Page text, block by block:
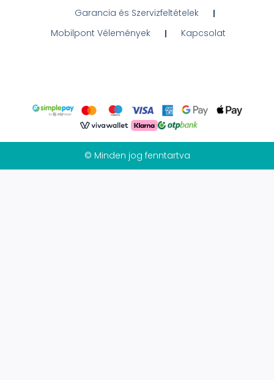
Garancia és Szervizfeltételek
Mobilpont Vélemények
Kapcsolat
© Minden jog fenntartva